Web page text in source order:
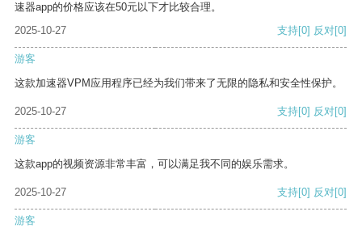
速器app的价格应该在50元以下才比较合理。
2025-10-27
支持[0] 反对[0]
游客
这款加速器VPM应用程序已经为我们带来了无限的隐私和安全性保护。
2025-10-27 支持[0] 反对[0]
游客
这款app的视频资源非常丰富，可以满足我不同的娱乐需求。
2025-10-27 支持[0] 反对[0]
游客